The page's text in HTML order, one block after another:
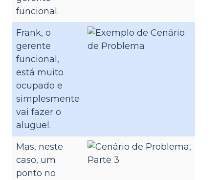
funcional.
Frank, o
gerente
funcional,
está muito
ocupado e
simplesmente
vai fazer o
aluguel.
Mas, neste
caso, um
ponto no